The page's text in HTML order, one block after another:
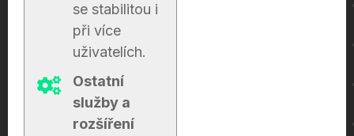
se stabilitou i
při více
uživatelích.
Ostatní
služby a
rozšíření